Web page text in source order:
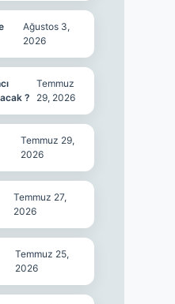
Ağustos 3,
2026
?
Temmuz
29, 2026
Temmuz 29,
2026
Temmuz 27,
2026
Temmuz 25,
2026